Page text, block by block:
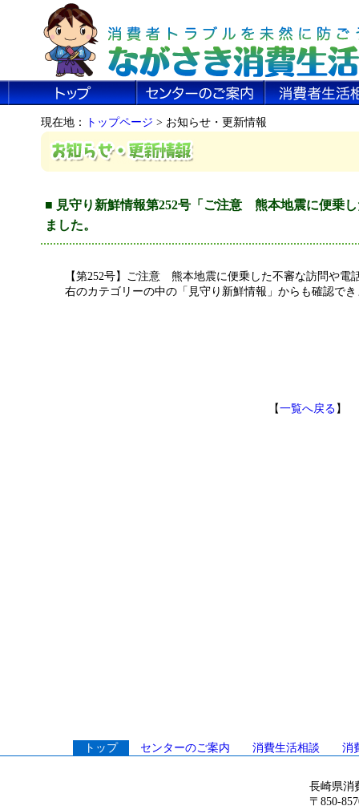
現在地： トップページ > お知らせ・更新情報
■ 見守り新鮮情報第252号「ご注意 熊本地震に便乗
ました。
【第252号】ご注意 熊本地震に便乗した不審な訪問や電
右のカテゴリーの中の「見守り新鮮情報」からも確認で
【一覧へ戻る 】
トップ センターのご案内 消費生活相談 消
長崎県消
〒850-